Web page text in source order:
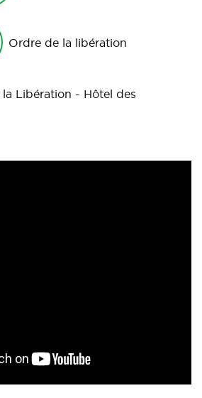
Ordre de la libération
Libération - Hôtel des